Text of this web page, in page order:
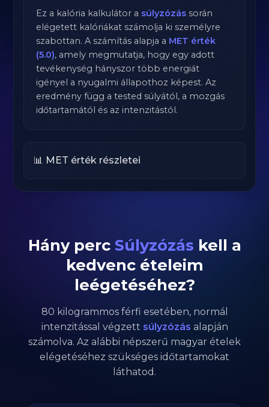
Ez a kalória kalkulátor a súlyzózás során
elégetett kalóriákat számolja ki személyre
szabottan. A számítás alapja a MET érték
(5.0), amely megmutatja, hogy egy adott
tevékenység hányszor több energiát
igényel a nyugalmi állapothoz képest. Az
eredmény függ a tested súlyától, a mozgás
időtartamától és az intenzitástól.
📊 MET érték részletei
Hány perc Súlyzózás kell a
kedvenc ételeim
leégetéséhez?
80 kilogrammos férfi esetében, normál
intenzitással végzett súlyzózás alapján
számolva. Az alábbi népszerű magyar ételek
elégetéséhez szükséges időtartamokat
láthatod.